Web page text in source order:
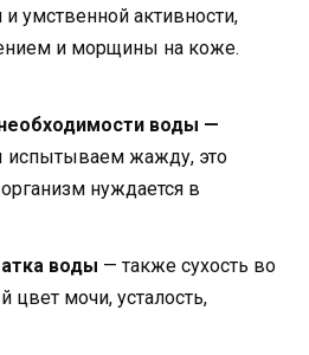
умственной активности,
и морщины на коже.
воды —
испытываем жажду, это
нуждается в
воды — также сухость во
цвет мочи, усталость,